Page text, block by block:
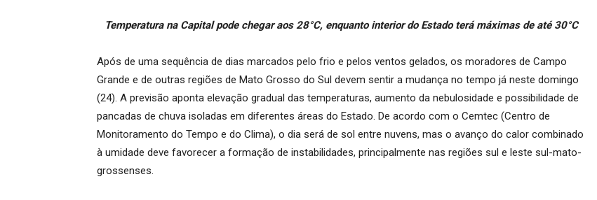
Temperatura na Capital pode chegar aos 28°C, enquanto interior do Estado terá máximas de até 30°C
Após de uma sequência de dias marcados pelo frio e pelos ventos gelados, os moradores de Campo
Grande e de outras regiões de Mato Grosso do Sul devem sentir a mudança no tempo já neste domingo
(24). A previsão aponta elevação gradual das temperaturas, aumento da nebulosidade e possibilidade de
pancadas de chuva isoladas em diferentes áreas do Estado. De acordo com o Cemtec (Centro de
Monitoramento do Tempo e do Clima), o dia será de sol entre nuvens, mas o avanço do calor combinado
à umidade deve favorecer a formação de instabilidades, principalmente nas regiões sul e leste sul-mato-
grossenses.